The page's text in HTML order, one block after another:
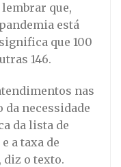
lembrar que,
está
que 100
146.
nas
da necessidade
da lista de
a taxa de
diz o texto.